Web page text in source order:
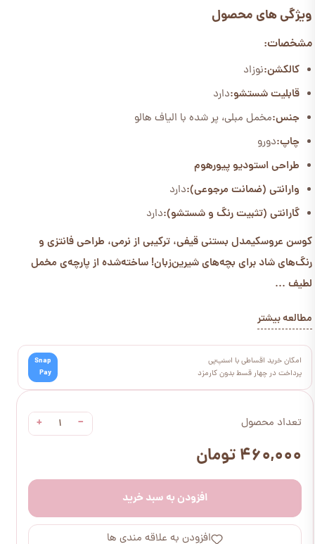
تعداد محصول −
+
۴۶۰,۰۰۰ تومان
افزودن به سبد خرید
افزودن به علاقه مندی ها
ویژگی های محصول
مشخصات:
کالکشن:نوزاد
قابلیت شستشو:دارد
جنس:مخمل مبلی، پر شده با الیاف هالو
چاپ:دورو
طراحی استودیو پیورهوم
وارانتی (ضمانت مرجوعی):دارد
گارانتی (تثبیت رنگ و شستشو):دارد
کوسن عروسکیمدل بستنی قیفی، ترکیبی از نرمی، طراحی فانتزی و
رنگ‌های شاد برای بچه‌های شیرین‌زبان! ساخته‌شده از پارچه‌ی مخمل
لطیف ...
مطالعه بیشتر
امکان خرید اقساطی با اسنپ‌پی
پرداخت در چهار قسط بدون کارمزد
Snap
Pay